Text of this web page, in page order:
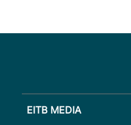
EITB MEDIA